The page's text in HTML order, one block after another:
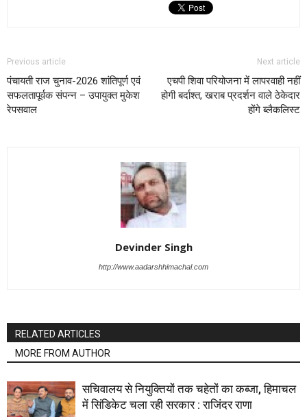
Previous article
पंचायती राज चुनाव-2026 शांतिपूर्ण एवं
सफलतापूर्वक संपन्न – उपायुक्त मुकेश
रेपसवाल
Next article
एचपी शिवा परियोजना में लापरवाही नहीं
होगी बर्दाश्त, खराब प्रदर्शन वाले ठेकेदार
होंगे ब्लैकलिस्ट
Devinder Singh
http://www.aadarshhimachal.com
RELATED ARTICLES
MORE FROM AUTHOR
सचिवालय से नियुक्तियों तक चहेतों का कब्जा, हिमाचल
में सिंडिकेट चला रही सरकार : राजिंदर राणा